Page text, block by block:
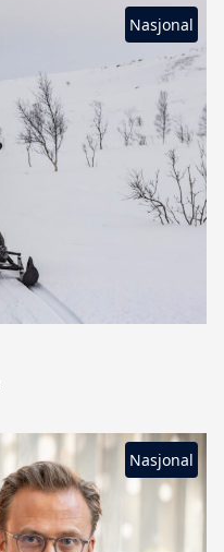
Nasjonal
Nasjonal